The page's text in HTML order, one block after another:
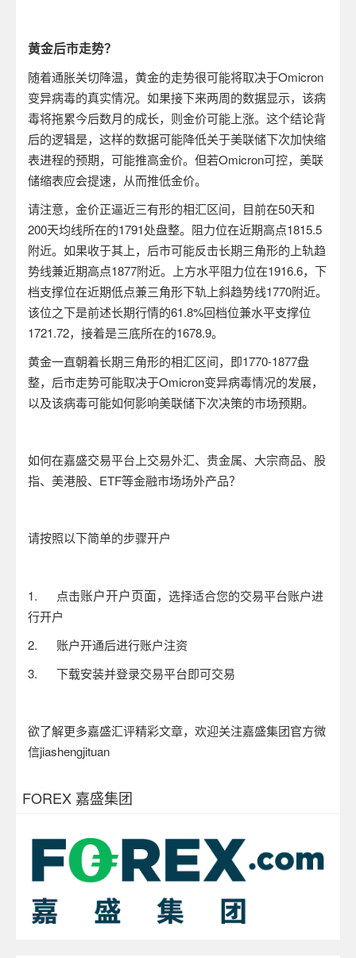
黄金后市走势？
随着通胀关切降温，黄金的走势很可能将取决于Omicron
变异病毒的真实情况。如果接下来两周的数据显示，该病
毒将拖累今后数月的成长，则金价可能上涨。这个结论背
后的逻辑是，这样的数据可能降低关于美联储下次加快缩
表进程的预期，可能推高金价。但若Omicron可控，美联
储缩表应会提速，从而推低金价。
请注意，金价正逼近三有形的相汇区间，目前在50天和
200天均线所在的1791处盘整。阻力位在近期高点1815.5
附近。如果收于其上，后市可能反击长期三角形的上轨趋
势线兼近期高点1877附近。上方水平阻力位在1916.6，下
档支撑位在近期低点兼三角形下轨上斜趋势线1770附近。
该位之下是前述长期行情的61.8%回档位兼水平支撑位
1721.72，接着是三底所在的1678.9。
黄金一直朝着长期三角形的相汇区间，即1770-1877盘
整， 后市走势可能取决于Omicron变异病毒情况的发展，
以及该病毒可能如何影响美联储下次决策的市场预期。
如何在嘉盛交易平台上交易外汇、贵金属、大宗商品、股
指、美港股、 ETF等金融市场场外产品？
请按照以下简单的步骤开户
1. 点击账户开户页面，选择适合您的交易平台账户进
行开户
2. 账户开通后进行账户注资
3. 下载安装并登录交易平台即可交易
欲了解更多嘉盛汇评精彩文章，欢迎关注嘉盛集团官方微
信jiashengjituan
FOREX 嘉盛集团